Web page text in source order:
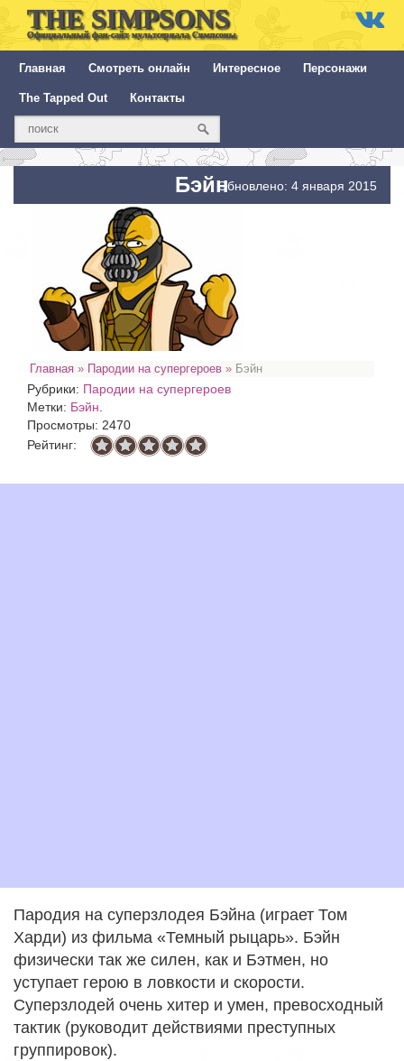
THE SIMPSONS
Официальный фан-сайт мультсериала Симпсоны
Главная Смотреть онлайн Интересное Персонажи
The Tapped Out Контакты
БэйнОбновлено: 4 января 2015
Главная » Пародии на супергероев » Бэйн
Рубрики: Пародии на супергероев
Метки: Бэйн
Просмотры: 2470
Рейтинг:
Пародия на суперзлодея Бэйна (играет Том
Харди) из фильма «Темный рыцарь». Бэйн
физически так же силен, как и Бэтмен, но
уступает герою в ловкости и скорости.
Суперзлодей очень хитер и умен, превосходный
тактик (руководит действиями преступных
группировок).